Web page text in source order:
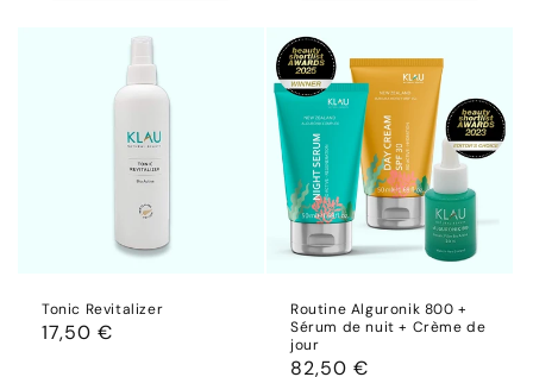
Tonic Revitalizer
Prix
17,50 €
Routine Alguronik 800 +
Sérum de nuit + Crème de
jour
Prix
82,50 €